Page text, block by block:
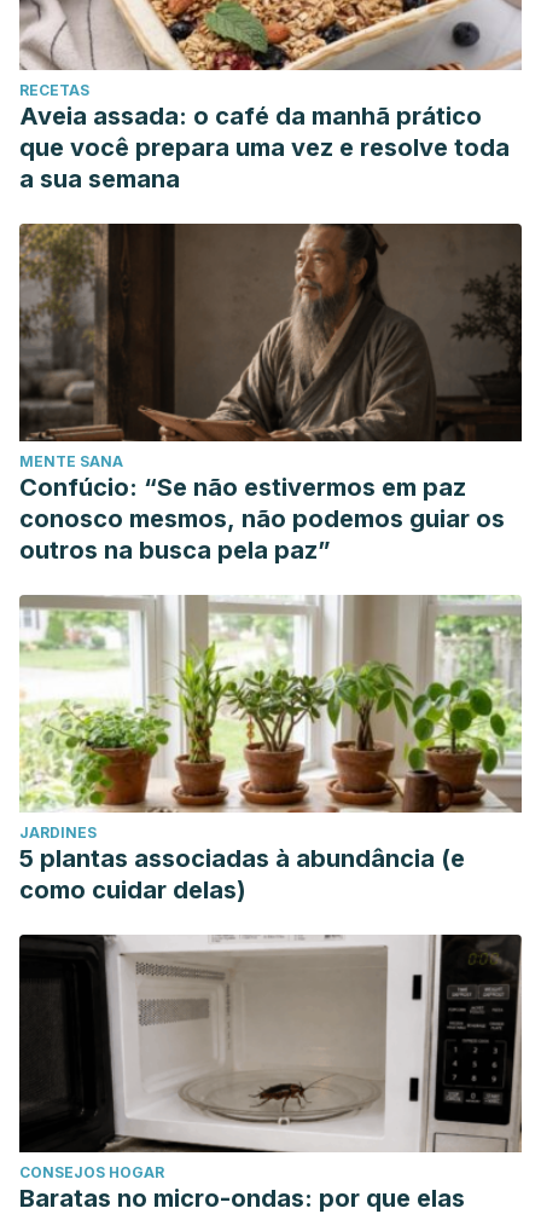
RECETAS
Aveia assada: o café da manhã prático
que você prepara uma vez e resolve toda
a sua semana
MENTE SANA
Confúcio: “Se não estivermos em paz
conosco mesmos, não podemos guiar os
outros na busca pela paz”
JARDINES
5 plantas associadas à abundância (e
como cuidar delas)
CONSEJOS HOGAR
Baratas no micro-ondas: por que elas